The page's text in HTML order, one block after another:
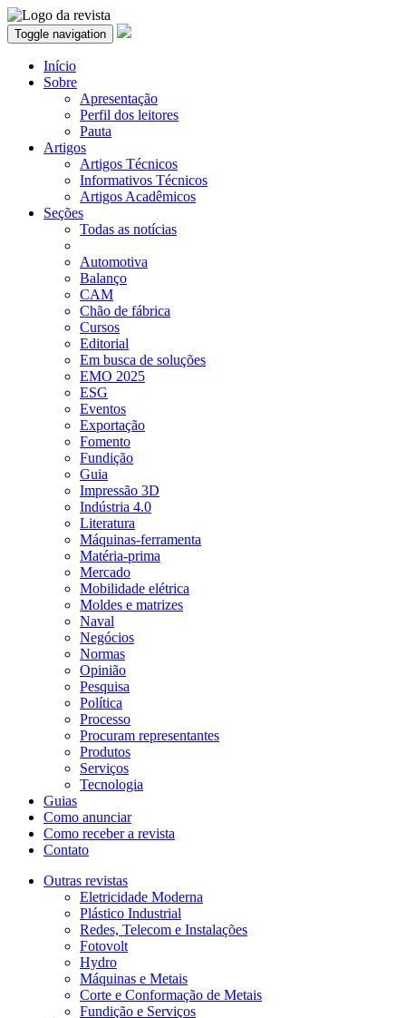
Toggle navigation
Início
Sobre
Apresentação
Perfil dos leitores
Pauta
Artigos
Artigos Técnicos
Informativos Técnicos
Artigos Acadêmicos
Seções
Todas as notícias
Automotiva
Balanço
CAM
Chão de fábrica
Cursos
Editorial
Em busca de soluções
EMO 2025
ESG
Eventos
Exportação
Fomento
Fundição
Guia
Impressão 3D
Indústria 4.0
Literatura
Máquinas-ferramenta
Matéria-prima
Mercado
Mobilidade elétrica
Moldes e matrizes
Naval
Negócios
Normas
Opinião
Pesquisa
Política
Processo
Procuram representantes
Produtos
Serviços
Tecnologia
Guias
Como anunciar
Como receber a revista
Contato
Outras revistas
Eletricidade Moderna
Plástico Industrial
Redes, Telecom e Instalações
Fotovolt
Hydro
Máquinas e Metais
Corte e Conformação de Metais
Fundição e Serviços